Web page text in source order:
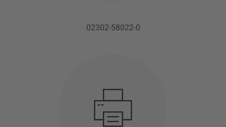
02302-58022-0